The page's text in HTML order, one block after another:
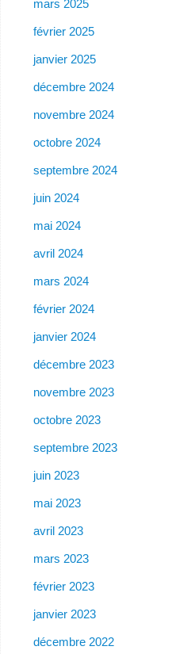
mars 2025
février 2025
janvier 2025
décembre 2024
novembre 2024
octobre 2024
septembre 2024
juin 2024
mai 2024
avril 2024
mars 2024
février 2024
janvier 2024
décembre 2023
novembre 2023
octobre 2023
septembre 2023
juin 2023
mai 2023
avril 2023
mars 2023
février 2023
janvier 2023
décembre 2022